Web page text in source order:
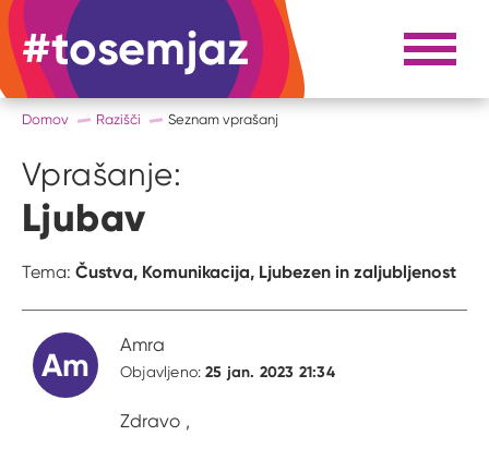
#tosemjaz #to sem jaz Razpri
Domov Razišči Seznam vprašanj
Vprašanje:
Ljubav
Tema: Čustva, Komunikacija, Ljubezen in zaljubljenost
Am
Amra
Objavljeno:25 jan. 2023 21:34
Zdravo ,